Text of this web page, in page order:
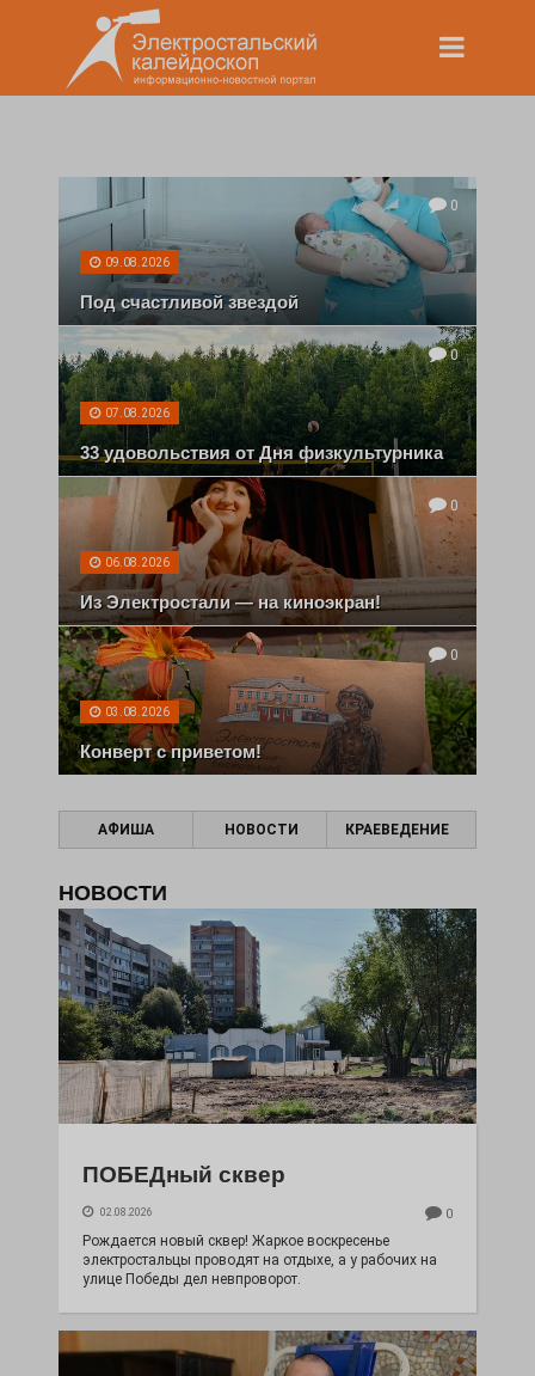
0
09.08.2026
Под счастливой звездой
0
07.08.2026
33 удовольствия от Дня физкультурника
0
06.08.2026
Из Электростали — на киноэкран!
0
03.08.2026
Конверт с приветом!
АФИША НОВОСТИ КРАЕВЕДЕНИЕ
НОВОСТИ
ПОБЕДный сквер
02.08.2026 0
Рождается новый сквер! Жаркое воскресенье
электростальцы проводят на отдыхе, а у рабочих на
улице Победы дел невпроворот.